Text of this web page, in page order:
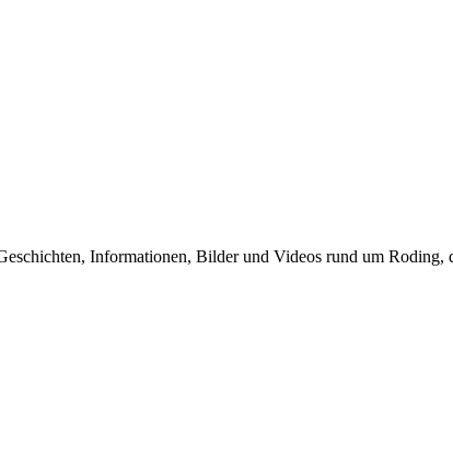
Informationen, Bilder und Videos rund um Roding,